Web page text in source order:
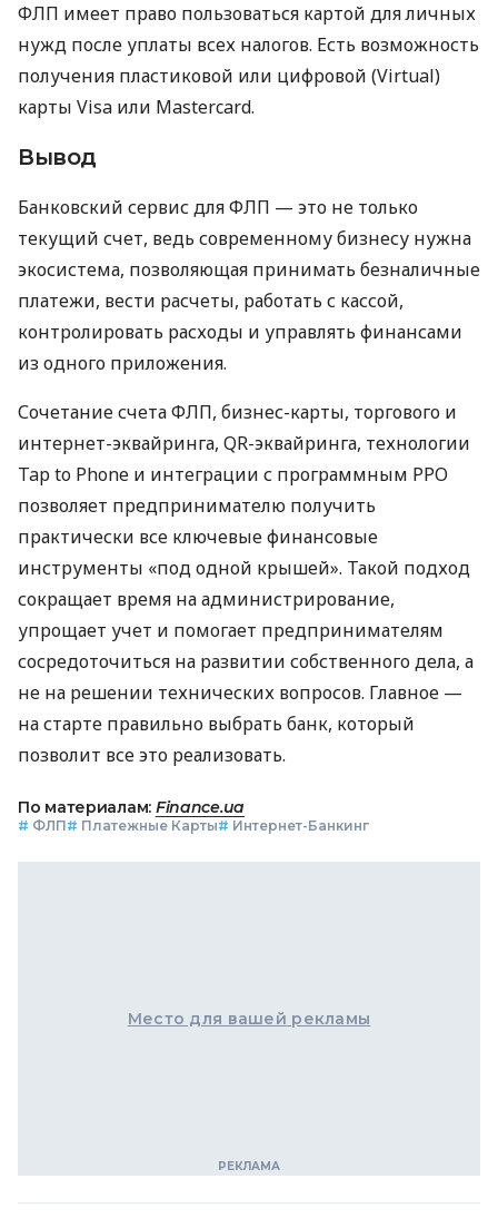
ФЛП имеет право пользоваться картой для личных
нужд после уплаты всех налогов. Есть возможность
получения пластиковой или цифровой (Virtual)
карты Visa или Mastercard.
Вывод
Банковский сервис для ФЛП — это не только
текущий счет, ведь современному бизнесу нужна
экосистема, позволяющая принимать безналичные
платежи, вести расчеты, работать с кассой,
контролировать расходы и управлять финансами
из одного приложения.
Сочетание счета ФЛП, бизнес-карты, торгового и
интернет-эквайринга, QR-эквайринга, технологии
Tap to Phone и интеграции с программным РРО
позволяет предпринимателю получить
практически все ключевые финансовые
инструменты «под одной крышей». Такой подход
сокращает время на администрирование,
упрощает учет и помогает предпринимателям
сосредоточиться на развитии собственного дела, а
не на решении технических вопросов. Главное —
на старте правильно выбрать банк, который
позволит все это реализовать.
По материалам: Finance.ua
# ФЛП# Платежные Карты# Интернет-Банкинг
Место для вашей рекламы